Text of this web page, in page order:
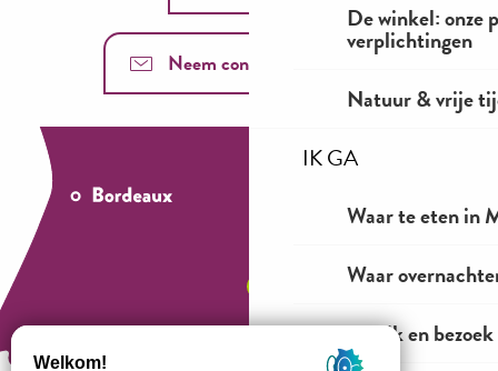
De winkel: onze
verplichtingen
Natuur & vrije
IK GA
Waar te eten in
Waar
Bekijk en bezoek
Neem contact met ons op